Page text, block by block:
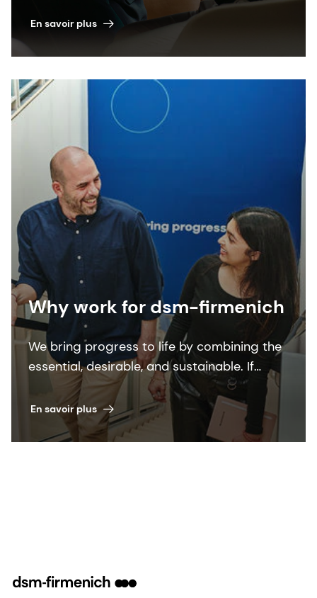
En savoir plus
Why work for dsm-firmenich
We bring progress to life by combining the
essential, desirable, and sustainable. If
you’re looking with work with purpose and
prospects, this is for you.
En savoir plus